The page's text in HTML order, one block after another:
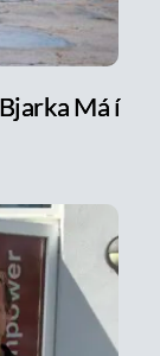
Má í